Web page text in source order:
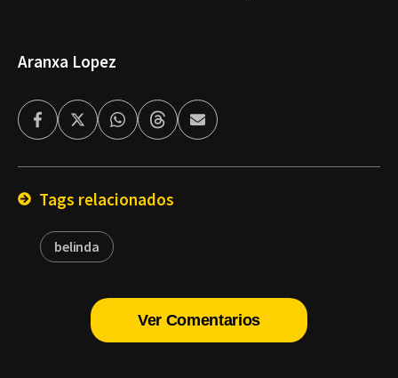
Aranxa Lopez
FacebookTwitterWhatsappThreadsEnviar
por
Tags relacionados
belinda
Ver Comentarios